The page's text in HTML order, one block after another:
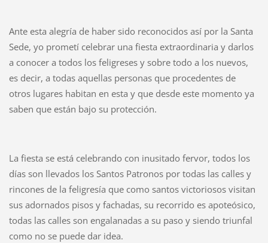
Ante esta alegría de haber sido reconocidos así por la Santa
Sede, yo prometí celebrar una fiesta extraordinaria y darlos
a conocer a todos los feligreses y sobre todo a los nuevos,
es decir, a todas aquellas personas que procedentes de
otros lugares habitan en esta y que desde este momento ya
saben que están bajo su protección.
La fiesta se está celebrando con inusitado fervor, todos los
días son llevados los Santos Patronos por todas las calles y
rincones de la feligresía que como santos victoriosos visitan
sus adornados pisos y fachadas, su recorrido es apoteósico,
todas las calles son engalanadas a su paso y siendo triunfal
como no se puede dar idea.